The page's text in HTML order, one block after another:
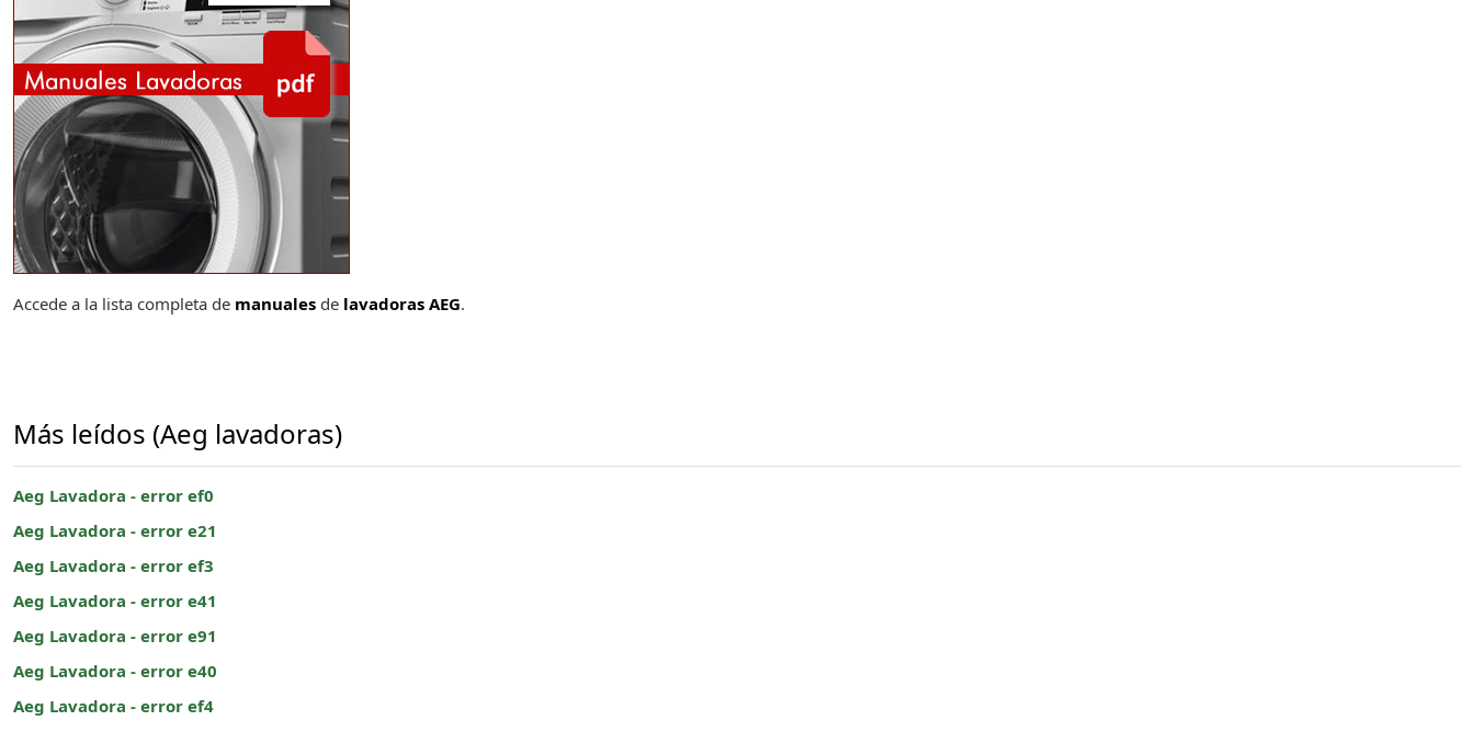
Accede a la lista completa de manuales de lavadoras AEG.
Más leídos (Aeg lavadoras)
Aeg Lavadora - error ef0
Aeg Lavadora - error e21
Aeg Lavadora - error ef3
Aeg Lavadora - error e41
Aeg Lavadora - error e91
Aeg Lavadora - error e40
Aeg Lavadora - error ef4